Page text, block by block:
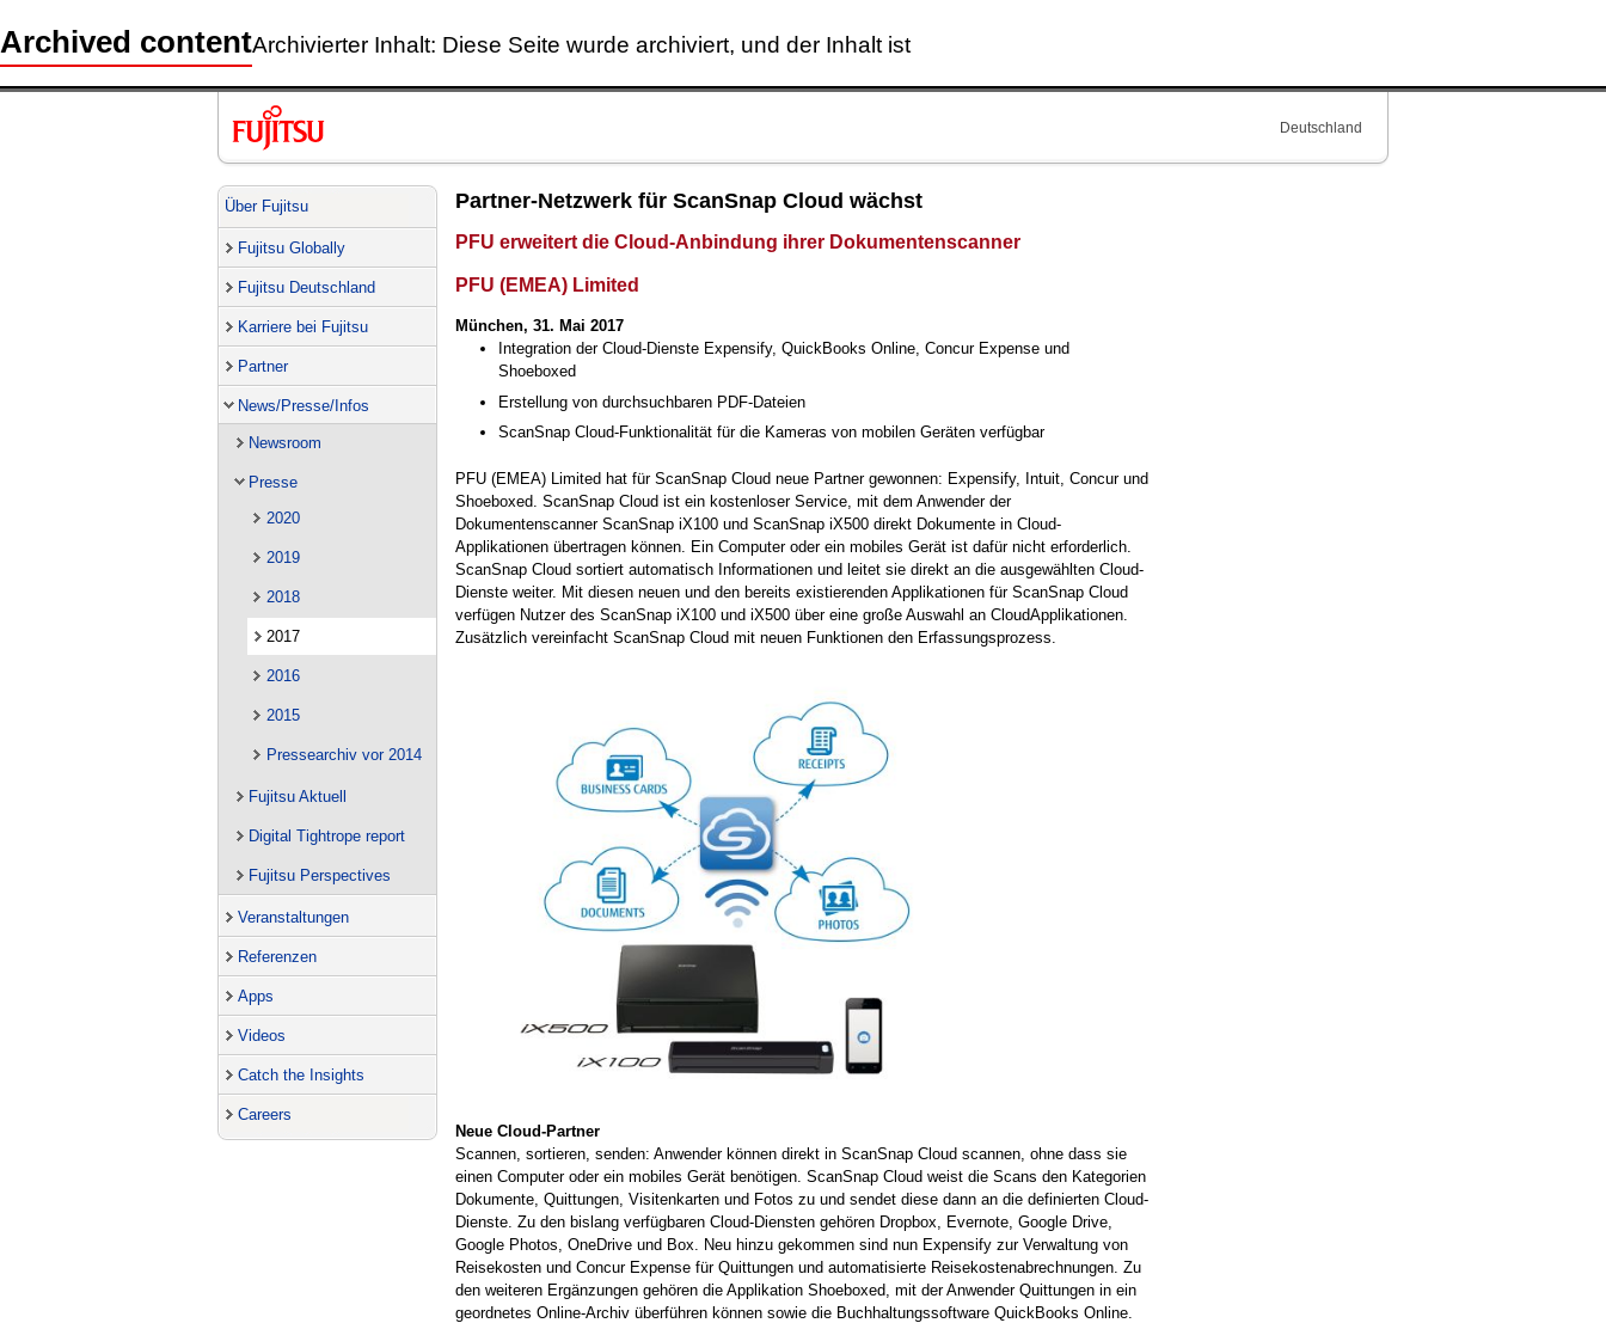
Archived contentArchivierter Inhalt: Diese Seite wurde archiviert, und der Inhalt ist
Deutschland
Über Fujitsu
Fujitsu Globally
Fujitsu Deutschland
Karriere bei Fujitsu
Partner
News/Presse/Infos
Newsroom
Presse
2020
2019
2018
2017
2016
2015
Pressearchiv vor 2014
Fujitsu Aktuell
Digital Tightrope report
Fujitsu Perspectives
Veranstaltungen
Referenzen
Apps
Videos
Catch the Insights
Careers
Partner-Netzwerk für ScanSnap Cloud wächst
PFU erweitert die Cloud-Anbindung ihrer Dokumentenscanner
PFU (EMEA) Limited
München, 31. Mai 2017
Integration der Cloud-Dienste Expensify, QuickBooks Online, Concur Expense und
Shoeboxed
Erstellung von durchsuchbaren PDF-Dateien
ScanSnap Cloud-Funktionalität für die Kameras von mobilen Geräten verfügbar
PFU (EMEA) Limited hat für ScanSnap Cloud neue Partner gewonnen: Expensify, Intuit, Concur und
Shoeboxed. ScanSnap Cloud ist ein kostenloser Service, mit dem Anwender der
Dokumentenscanner ScanSnap iX100 und ScanSnap iX500 direkt Dokumente in Cloud-
Applikationen übertragen können. Ein Computer oder ein mobiles Gerät ist dafür nicht erforderlich.
ScanSnap Cloud sortiert automatisch Informationen und leitet sie direkt an die ausgewählten Cloud-
Dienste weiter. Mit diesen neuen und den bereits existierenden Applikationen für ScanSnap Cloud
verfügen Nutzer des ScanSnap iX100 und iX500 über eine große Auswahl an CloudApplikationen.
Zusätzlich vereinfacht ScanSnap Cloud mit neuen Funktionen den Erfassungsprozess.
Neue Cloud-Partner
Scannen, sortieren, senden: Anwender können direkt in ScanSnap Cloud scannen, ohne dass sie
einen Computer oder ein mobiles Gerät benötigen. ScanSnap Cloud weist die Scans den Kategorien
Dokumente, Quittungen, Visitenkarten und Fotos zu und sendet diese dann an die definierten Cloud-
Dienste. Zu den bislang verfügbaren Cloud-Diensten gehören Dropbox, Evernote, Google Drive,
Google Photos, OneDrive und Box. Neu hinzu gekommen sind nun Expensify zur Verwaltung von
Reisekosten und Concur Expense für Quittungen und automatisierte Reisekostenabrechnungen. Zu
den weiteren Ergänzungen gehören die Applikation Shoeboxed, mit der Anwender Quittungen in ein
geordnetes Online-Archiv überführen können sowie die Buchhaltungssoftware QuickBooks Online.